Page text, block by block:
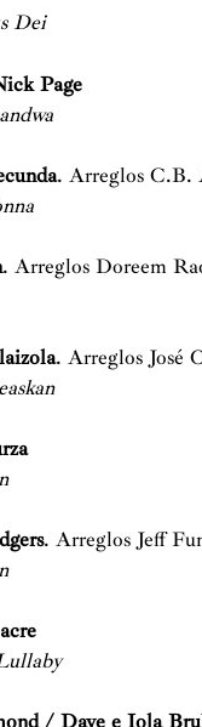
Dei
Page
. Arreglos C.B.
. Arreglos Doreem
. Arreglos José
. Arreglos Jeff
/ Dave e Iola